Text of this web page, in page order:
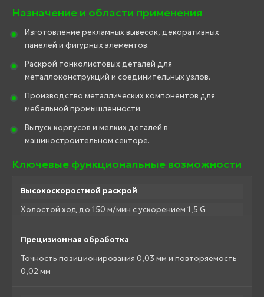
Назначение и области применения
Изготовление рекламных вывесок, декоративных
панелей и фигурных элементов.
Раскрой тонколистовых деталей для
металлоконструкций и соединительных узлов.
Производство металлических компонентов для
мебельной промышленности.
Выпуск корпусов и мелких деталей в
машиностроительном секторе.
Ключевые функциональные возможности
Высокоскоростной раскрой
Холостой ход до 150 м/мин с ускорением 1,5 G
Прецизионная обработка
Точность позиционирования 0,03 мм и повторяемость
0,02 мм